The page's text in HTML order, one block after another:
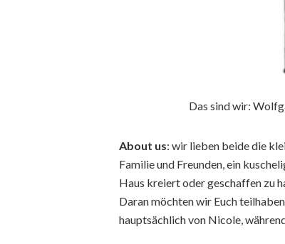
Das sind wir:
About us: wir lieben beide die
Familie und Freunden, ein
Haus kreiert oder geschaffen zu
Daran möchten wir Euch
hauptsächlich von Nicole,